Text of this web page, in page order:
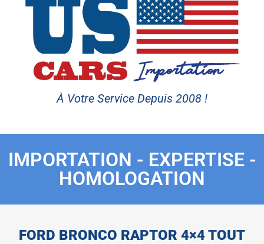
À Votre Service Depuis 2008 !
IMPORTATION - EXPERTISE -
HOMOLOGATION
FORD BRONCO RAPTOR 4×4 TOUT